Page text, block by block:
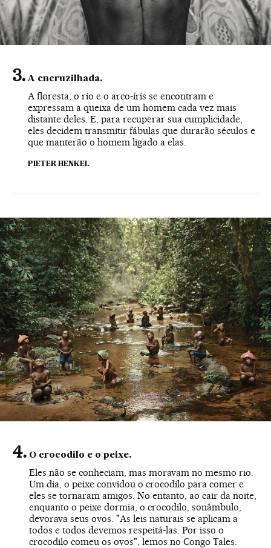
A encruzilhada.
A floresta, o rio e o arco-íris se encontram e
expressam a queixa de um homem cada vez mais
distante deles. E, para recuperar sua cumplicidade,
eles decidem transmitir fábulas que durarão séculos e
que manterão o homem ligado a elas.
PIETER HENKEL
O crocodilo e o peixe.
Eles não se conheciam, mas moravam no mesmo rio.
Um dia, o peixe convidou o crocodilo para comer e
eles se tornaram amigos. No entanto, ao cair da noite,
enquanto o peixe dormia, o crocodilo, sonâmbulo,
devorava seus ovos. "As leis naturais se aplicam a
todos e todos devemos respeitá-las. Por isso o
crocodilo comeu os ovos", lemos no Congo Tales.